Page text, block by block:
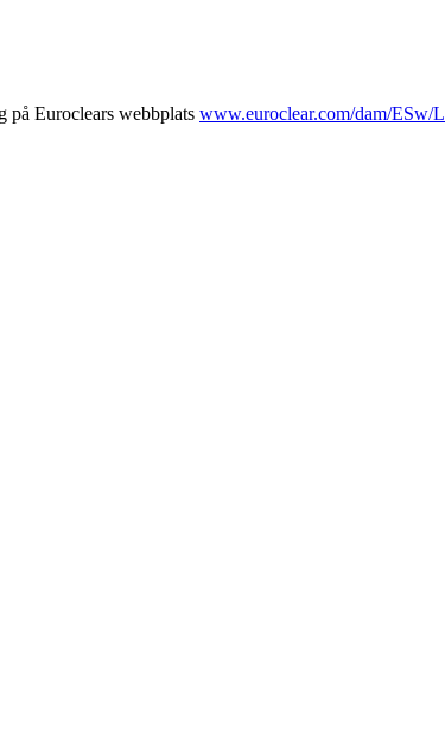
på Euroclears webbplats www.euroclear.com/dam/ESw/